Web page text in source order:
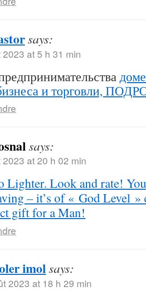
says:
at 5 h 31 min
и торговли,
says:
at 20 h 02 min
Lighter. Look and rate!
– it’s of « God Level
gift for a Man!
imolsays:
2023 at 18 h 29 min